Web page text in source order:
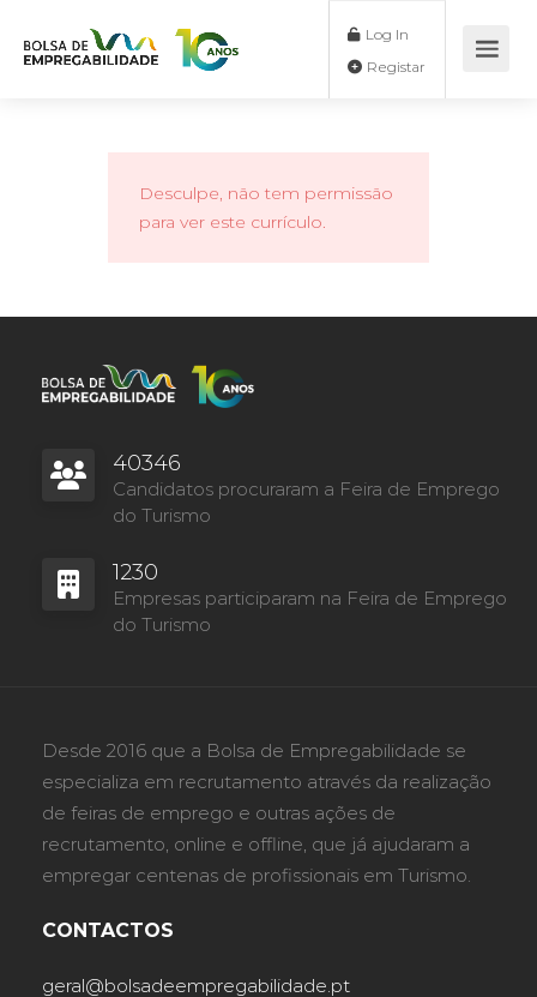
Log In
Desculpe, não tem permissão
para ver este currículo.
40346
Candidatos procuraram a Feira de Emprego
do Turismo
1230
Empresas participaram na Feira de Emprego
do Turismo
Desde 2016 que a Bolsa de Empregabilidade se
especializa em recrutamento através da realização
de feiras de emprego e outras ações de
recrutamento, online e offline, que já ajudaram a
empregar centenas de profissionais em Turismo.
CONTACTOS
geral@bolsadeempregabilidade.pt